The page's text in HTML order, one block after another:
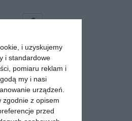
i uzyskujemy
i standardowe
pomiaru reklam i
my i nasi
urządzeń.
zgodnie z opisem
przed